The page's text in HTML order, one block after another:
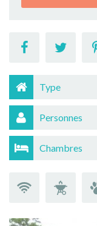
Type
Personnes
Chambres